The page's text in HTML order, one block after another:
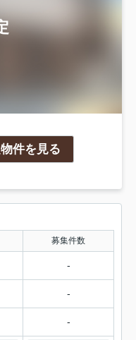
件を見る
募集件数
-
-
-